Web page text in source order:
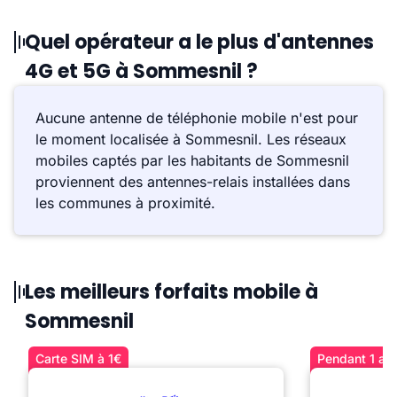
Quel opérateur a le plus d'antennes
4G et 5G à Sommesnil ?
Aucune antenne de téléphonie mobile n'est pour
le moment localisée à Sommesnil. Les réseaux
mobiles captés par les habitants de Sommesnil
proviennent des antennes-relais installées dans
les communes à proximité.
Les meilleurs forfaits mobile à
Sommesnil
Carte SIM à 1€ Pendant 1